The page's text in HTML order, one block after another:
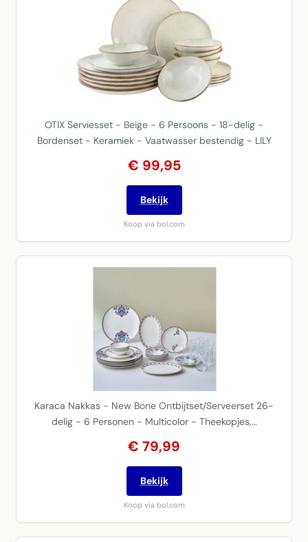
OTIX Serviesset - Beige - 6 Persoons - 18-delig -
Bordenset - Keramiek - Vaatwasser bestendig - LILY
€ 99,95
Bekijk
Koop via bol.com
Karaca Nakkas - New Bone Ontbijtset/Serveerset 26-
delig - 6 Personen - Multicolor - Theekopjes,…
€ 79,99
Bekijk
Koop via bol.com